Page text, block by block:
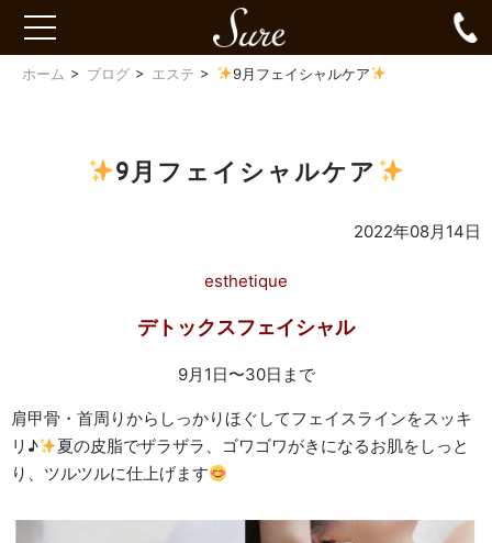
toggle
ホーム ブログ エステ 9月フェイシャルケア
9月フェイシャルケア
2022年08月14日
esthetique
デトックスフェイシャル
9月1日〜30日まで
肩甲骨・首周りからしっかりほぐしてフェイスラインをスッキ
リ♪
夏の皮脂でザラザラ、ゴワゴワがきになるお肌をしっと
り、ツルツルに仕上げます